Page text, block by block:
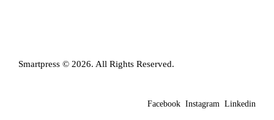
Smartpress © 2026. All Rights Reserved.
Facebook Instagram Linkedin